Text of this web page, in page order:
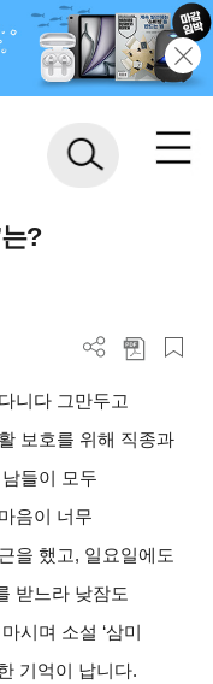
?
니다 그만두고
보호를 위해 직종과
들이 모두
음이 너무
을 했고, 일요일에도
받느라 낮잠도
시며 소설 ‘삼미
기억이 납니다.